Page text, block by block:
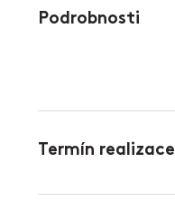
Podrobnosti
Termín realizace